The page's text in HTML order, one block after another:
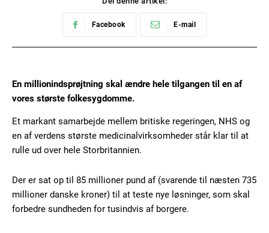
Facebook E-mail
En millionindsprøjtning skal ændre hele tilgangen til en af
vores største folkesygdomme.
Et markant samarbejde mellem britiske regeringen, NHS og
en af verdens største medicinalvirksomheder står klar til at
rulle ud over hele Storbritannien.
Der er sat op til 85 millioner pund af (svarende til næsten 735
millioner danske kroner) til at teste nye løsninger, som skal
forbedre sundheden for tusindvis af borgere.